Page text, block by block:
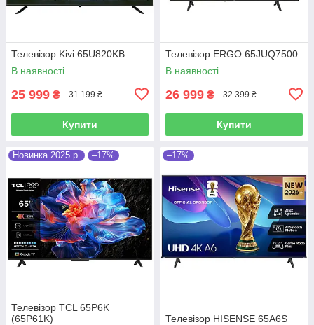
Телевізор Kivi 65U820KB
В наявності
25 999 ₴ 31 199 ₴
Купити
Телевізор ERGO 65JUQ7500
В наявності
26 999 ₴ 32 399 ₴
Купити
Новинка 2025 р. –17%
Телевізор TCL 65P6K
(65P61K)
–17%
Телевізор HISENSE 65A6S